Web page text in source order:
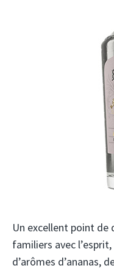
Un excellent point de
familiers avec
d’arômes d’ananas,